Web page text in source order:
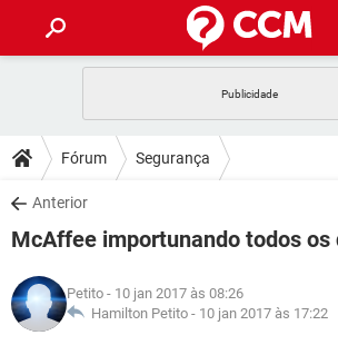
CELULAR
OUTLOOK
INSTAGRAM GMAIL
GUIA DE COMPRAS
DICAS
JOGOS
INSTAGRAM
GUIA DE COMPRAS
DOWNLOADS
JOGOS WHATSAPP
CELULAR
OUTLOOK EXCEL
JOGOS
CELULAR
GLOSSÁRIO
Fórum Segurança
Anterior
McAffee importunando todos os
Petito - 10 jan 2017 às 08:26
Hamilton Petito - 10 jan 2017 às 17:22